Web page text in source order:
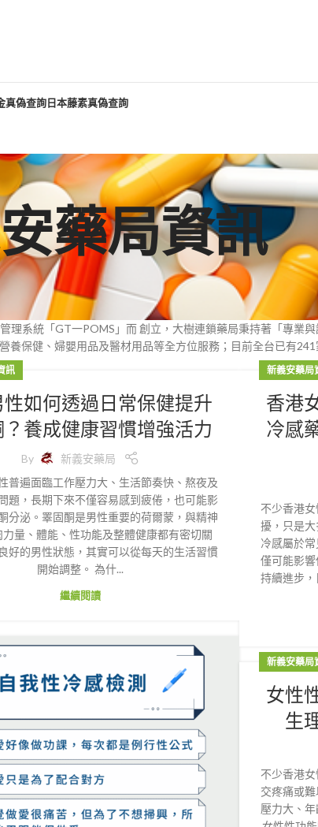
真偽查詢日本藤素真偽查詢
藥局資訊
系統「GT一POMS」而 創立，大樹連鎖藥局秉持著「專業
保健、婦嬰用品及醫材用品等全方位服務；目前全台已有
訊
如何透過日常保健提升
養成健康習慣增強活力
By
新義安藥局
普遍面臨工作壓力大、生活節奏快、熬夜及
題，長期下來不僅容易感到疲倦，也可能影
分泌。睪固酮是男性重要的荷爾蒙，與精神
量、體能、性功能及整體健康都有密切關
好的男性狀態，其實可以從每天的生活習慣
開始調整。 為什...
繼續閱讀
新義安藥局
香港
冷感
不少香港
擾，只是
冷感屬於
僅可能影
持續進步
新義安藥局
女性
生
不少香港
交疼痛或
壓力大、